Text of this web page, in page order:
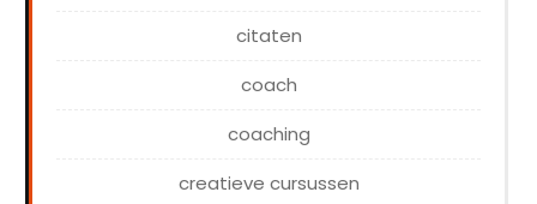
citaten
coach
coaching
creatieve cursussen